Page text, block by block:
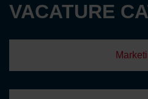
VACATURE